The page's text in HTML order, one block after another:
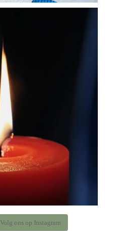
Volg ons op Instagram